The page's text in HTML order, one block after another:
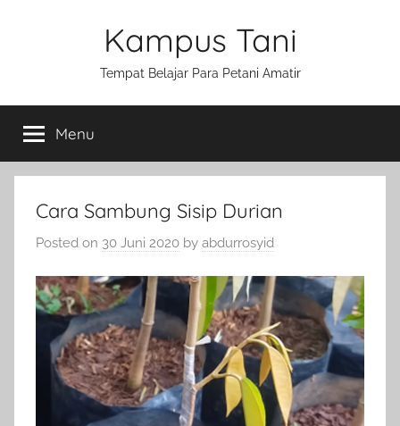
Kampus Tani
Tempat Belajar Para Petani Amatir
Menu
Cara Sambung Sisip Durian
Posted on 30 Juni 2020 by abdurrosyid